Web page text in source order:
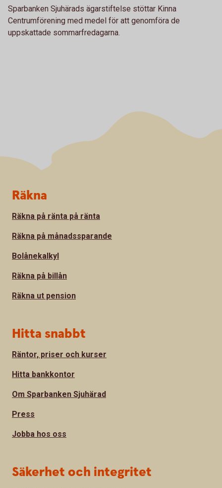
Sparbanken Sjuhärads ägarstiftelse stöttar Kinna
Centrumförening med medel för att genomföra de
uppskattade sommarfredagarna.
Sidfot
Räkna
Räkna på ränta på ränta
Räkna på månadssparande
Bolånekalkyl
Räkna på billån
Räkna ut pension
Hitta snabbt
Räntor, priser och kurser
Hitta bankkontor
Om Sparbanken Sjuhärad
Press
Jobba hos oss
Säkerhet och integritet